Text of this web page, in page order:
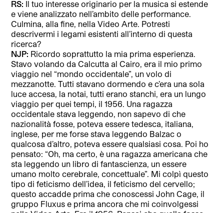
RS: Il tuo interesse originario per la musica si estende
e viene analizzato nell’ambito delle performance.
Culmina, alla fine, nella Video Arte. Potresti
descrivermi i legami esistenti all’interno di questa
ricerca?
NJP: Ricordo soprattutto la mia prima esperienza.
Stavo volando da Calcutta al Cairo, era il mio primo
viaggio nel “mondo occidentale”, un volo di
mezzanotte. Tutti stavano dormendo e c’era una sola
luce accesa, la notai, tutti erano stanchi, era un lungo
viaggio per quei tempi, il 1956. Una ragazza
occidentale stava leggendo, non sapevo di che
nazionalità fosse, poteva essere tedesca, italiana,
inglese, per me forse stava leggendo Balzac o
qualcosa d’altro, poteva essere qualsiasi cosa. Poi ho
pensato: “Oh, ma certo, è una ragazza americana che
sta leggendo un libro di fantascienza, un essere
umano molto cerebrale, concettuale”. Mi colpì questo
tipo di feticismo dell’idea, il feticismo del cervello;
questo accadde prima che conoscessi John Cage, il
gruppo Fluxus e prima ancora che mi coinvolgessi